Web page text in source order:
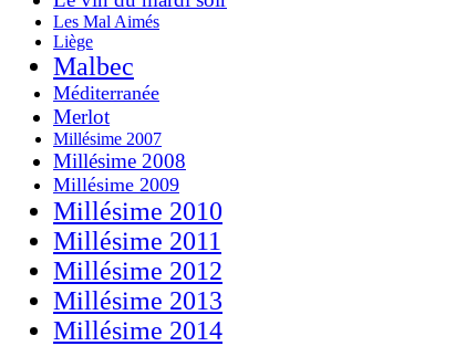
Les Mal Aimés
Liège
Malbec
Méditerranée
Merlot
Millésime 2007
Millésime 2008
Millésime 2009
Millésime 2010
Millésime 2011
Millésime 2012
Millésime 2013
Millésime 2014